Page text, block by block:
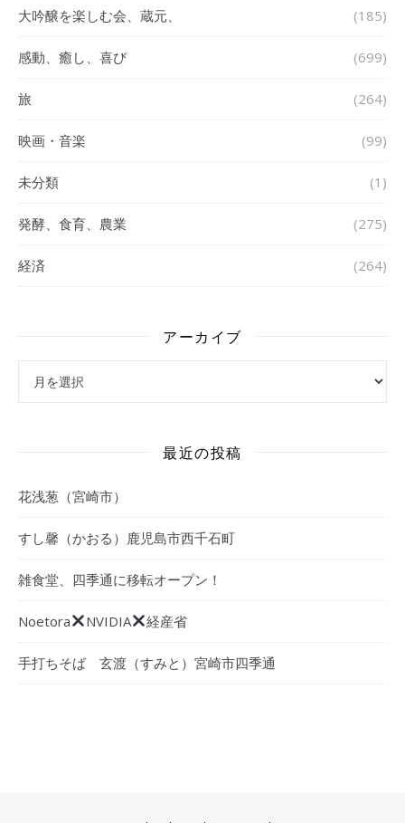
大吟醸を楽しむ会、蔵元、 (185)
感動、癒し、喜び (699)
旅 (264)
映画・音楽 (99)
未分類 (1)
発酵、食育、農業 (275)
経済 (264)
アーカイブ
最近の投稿
花浅葱（宮崎市）
すし馨（かおる）鹿児島市西千石町
雑食堂、四季通に移転オープン！
Noetora NVIDIA 経産省
手打ちそば 玄渡（すみと）宮崎市四季通